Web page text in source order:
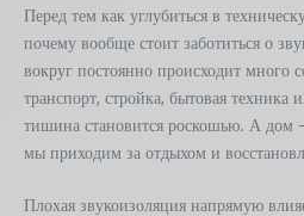
Перед тем как углубиться в
почему вообще стоит заботиться о
вокруг постоянно происходит
транспорт, стройка, бытовая техника
тишина становится роскошью. А дом
мы приходим за отдыхом и
Плохая звукоизоляция напрямую